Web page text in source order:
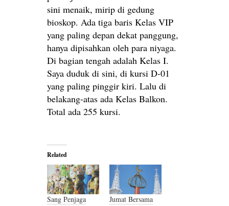
sini menaik, mirip di gedung
bioskop. Ada tiga baris Kelas VIP
yang paling depan dekat panggung,
hanya dipisahkan oleh para niyaga.
Di bagian tengah adalah Kelas I.
Saya duduk di sini, di kursi D-01
yang paling pinggir kiri. Lalu di
belakang-atas ada Kelas Balkon.
Total ada 255 kursi.
Related
Sang Penjaga
Jumat Bersama